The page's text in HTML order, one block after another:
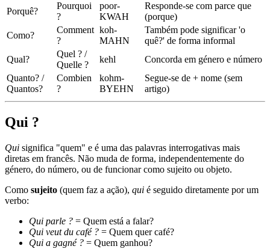
Porquê?
Pourquoi
?
poor-
KWAH
Responde-se com parce que
(porque)
Como?
Comment
?
koh-
MAHN
Também pode significar 'o
quê?' de forma informal
Qual?
Quel ? /
Quelle ?
kehl
Concorda em género e número
Quanto? /
Quantos?
Combien
?
kohm-
BYEHN
Segue-se de + nome (sem
artigo)
Qui ?
Qui significa "quem" e é uma das palavras interrogativas mais
diretas em francês. Não muda de forma, independentemente do
género, do número, ou de funcionar como sujeito ou objeto.
Como sujeito (quem faz a ação), qui é seguido diretamente por um
verbo:
Qui parle ? = Quem está a falar?
Qui veut du café ? = Quem quer café?
Qui a gagné ? = Quem ganhou?